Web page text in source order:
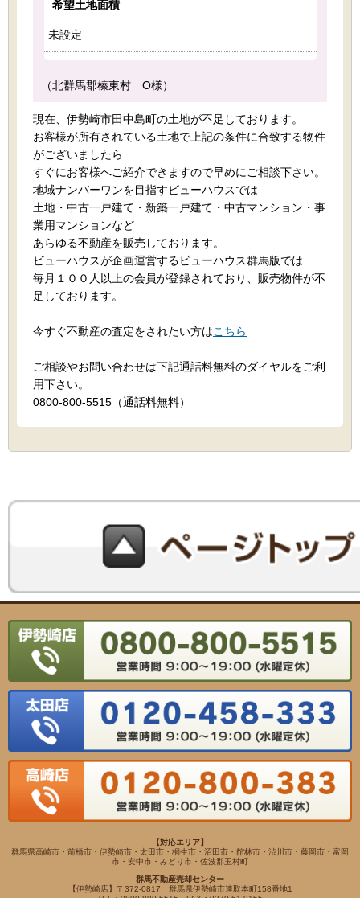
希望土地面積
未設定
（北群馬郡榛東村 O様）
現在、伊勢崎市田中島町の土地が不足しております。
お客様が所有されている土地で上記の条件に合致する物件
がございましたら
すぐにお客様へご紹介できますので早めにご相談下さい。
地域ナンバーワンを目指すビューハウスでは
土地・中古一戸建て・新築一戸建て・中古マンション・事
業用マンションなど
あらゆる不動産を販売しております。
ビューハウスが企画運営するビューハウス群馬版では
毎月１００人以上の会員が登録されており、販売物件が不
足しております。
今すぐ不動産の査定をされたい方はこちら
ご相談やお問い合わせは下記通話料無料のダイヤルをご利
用下さい。
0800-800-5515（通話料無料）
【対応エリア】
群馬県高崎市・前橋市・伊勢崎市・太田市・桐生市・沼田市・館林市・渋川市・藤岡市・富岡
市・安中市・みどり市・佐波郡玉村町
群馬不動産売却センター
【伊勢崎店】〒372-0817 群馬県伊勢崎市連取本町158番地1